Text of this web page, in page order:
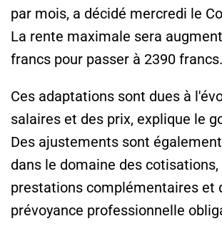
par mois, a décidé mercredi le
La rente maximale sera
francs pour passer à 2390 francs.
Ces adaptations sont dues à
salaires et des prix, explique le
Des ajustements sont
dans le domaine des cotisations,
prestations complémentaires et
prévoyance professionnelle